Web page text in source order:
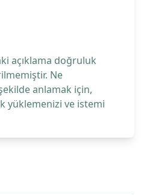
açıklama doğruluk
Ne
anlamak için,
yüklemenizi ve istemi